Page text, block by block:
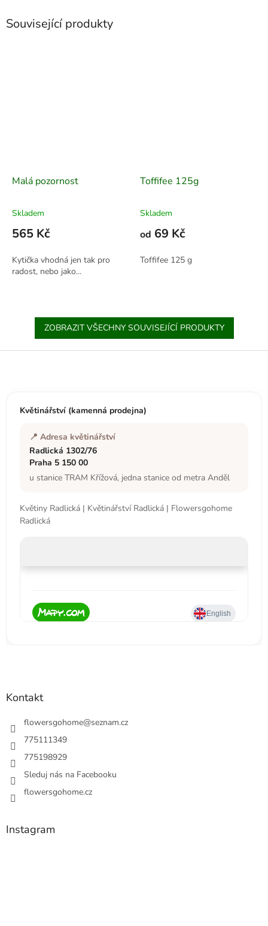
Související produkty
Malá pozornost
Skladem
565 Kč
Kytička vhodná jen tak pro
radost, nebo jako...
Toffifee 125g
Skladem
od 69 Kč
Toffifee 125 g
ZOBRAZIT VŠECHNY SOUVISEJÍCÍ PRODUKTY
Z
Květinářství (kamenná prodejna)
📍 Adresa květinářství
Radlická 1302/76
Praha 5 150 00
u stanice TRAM Křížová, jedna stanice od metra Anděl
Květiny Radlická | Květinářství Radlická | Flowersgohome
Radlická
Kontakt
flowersgohome@seznam.cz
775111349
775198929
Sleduj nás na Facebooku
flowersgohome.cz
Instagram